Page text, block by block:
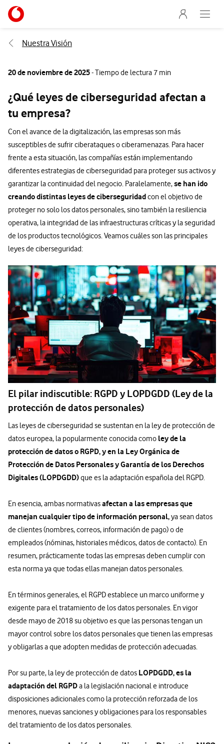
Ir a la pagina principal de vodafone.es
Menu
Abre
Nuestra Visión
20 de noviembre de 2025- Tiempo de lectura 7 min
¿Qué leyes de ciberseguridad afectan a
tu empresa?
Con el avance de la digitalización, las empresas son más
susceptibles de sufrir ciberataques o ciberamenazas. Para hacer
frente a esta situación, las compañías están implementando
diferentes estrategias de ciberseguridad para proteger sus activos y
garantizar la continuidad del negocio. Paralelamente,se han ido
creando distintas leyes de ciberseguridadcon el objetivo de
proteger no solo los datos personales, sino también la resiliencia
operativa, la integridad de las infraestructuras críticas y la seguridad
de los productos tecnológicos. Veamos cuáles son las principales
leyes de ciberseguridad:
El pilar indiscutible: RGPD y LOPDGDD (Ley de la
protección de datos personales)
Las leyes de ciberseguridad se sustentan en la ley de protección de
datos europea, la popularmente conocida como ley de la
protección de datos o RGPD, y en la Ley Orgánica de
Protección de Datos Personales y Garantía de los Derechos
Digitales (LOPDGDD)que es la adaptación española del RGPD.
En esencia, ambas normativasafectan a las empresas que
manejan cualquier tipo de información personal,ya sean datos
de clientes (nombres, correos, información de pago) o de
empleados (nóminas, historiales médicos, datos de contacto). En
resumen, prácticamente todas las empresas deben cumplir con
esta norma ya que todas ellas manejan datos personales.
En términos generales, el RGPD establece un marco uniforme y
exigente para el tratamiento de los datos personales. En vigor
desde mayo de 2018 su objetivo es que las personas tengan un
mayor control sobre los datos personales que tienen las empresas
y obligarlas a que adopten medidas de protección adecuadas.
Por su parte, la ley de protección de datos LOPDGDD, es la
adaptación del RGPDa la legislación nacional e introduce
disposiciones adicionales como la protección reforzada de los
menores, nuevas sanciones y obligaciones para los responsables
del tratamiento de los datos personales.